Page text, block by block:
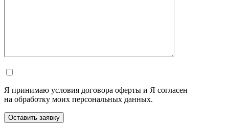
Я принимаю условия договора оферты и Я согласен
на обработку моих персональных данных.
Оставить заявку